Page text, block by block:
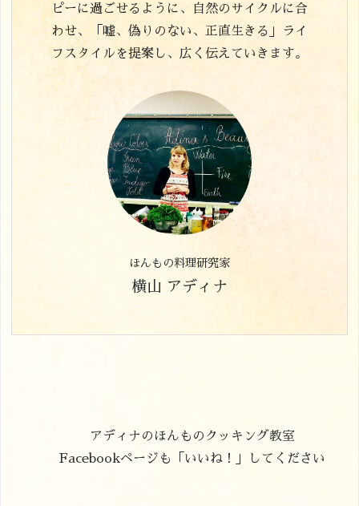
ピーに過ごせるように、自然のサイクルに合
わせ、「嘘、偽りのない、正直生きる」ライ
フスタイルを提案し、広く伝えていきます。
ほんもの料理研究家
横山 アディナ
アディナのほんものクッキング教室
Facebookページも「いいね！」してください